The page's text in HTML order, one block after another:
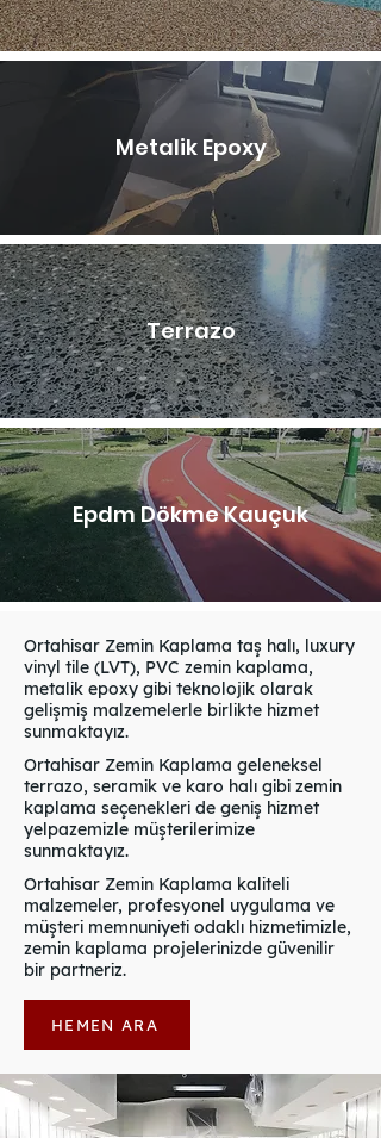
Metalik Epoxy
Terrazo
Epdm Dökme Kauçuk
Ortahisar Zemin Kaplama taş halı, luxury
vinyl tile (LVT), PVC zemin kaplama,
metalik epoxy gibi teknolojik olarak
gelişmiş malzemelerle birlikte hizmet
sunmaktayız.
Ortahisar Zemin Kaplama geleneksel
terrazo, seramik ve karo halı gibi zemin
kaplama seçenekleri de geniş hizmet
yelpazemizle müşterilerimize
sunmaktayız.
Ortahisar Zemin Kaplama kaliteli
malzemeler, profesyonel uygulama ve
müşteri memnuniyeti odaklı hizmetimizle,
zemin kaplama projelerinizde güvenilir
bir partneriz.
HEMEN ARA